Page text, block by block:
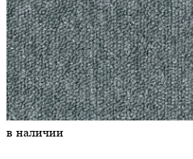
в наличии